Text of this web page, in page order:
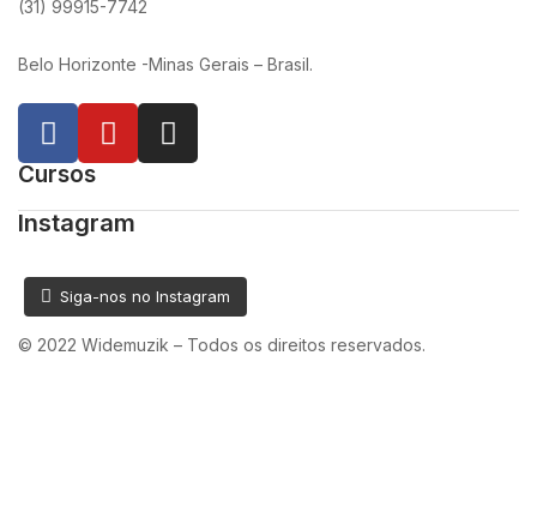
(31) 99915-7742
Belo Horizonte -Minas Gerais – Brasil.
Cursos
Instagram
Siga-nos no Instagram
© 2022 Widemuzik – Todos os direitos reservados.